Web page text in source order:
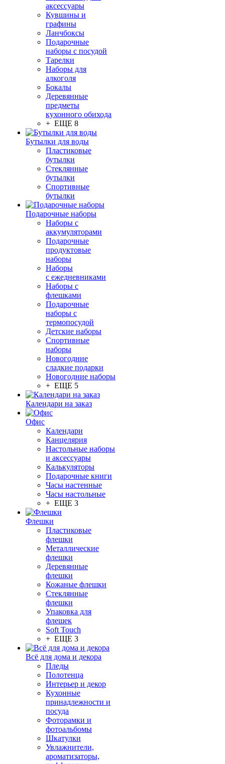
аксессуары
Кувшины и
графины
Ланчбоксы
Подарочные
наборы с посудой
Тарелки
Наборы для
алкоголя
Бокалы
Деревянные
предметы
кухонного обихода
+ ЕЩЕ 8
Бутылки для воды
Пластиковые
бутылки
Стеклянные
бутылки
Спортивные
бутылки
Подарочные наборы
Наборы с
аккумуляторами
Подарочные
продуктовые
наборы
Наборы
с ежедневниками
Наборы с
флешками
Подарочные
наборы с
термопосудой
Детские наборы
Спортивные
наборы
Новогодние
сладкие подарки
Новогодние наборы
+ ЕЩЕ 5
Календари на заказ
Офис
Календари
Канцелярия
Настольные наборы
и аксессуары
Калькуляторы
Подарочные книги
Часы настенные
Часы настольные
+ ЕЩЕ 3
Флешки
Пластиковые
флешки
Металлические
флешки
Деревянные
флешки
Кожаные флешки
Стеклянные
флешки
Упаковка для
флешек
Soft Touch
+ ЕЩЕ 3
Всё для дома и декора
Пледы
Полотенца
Интерьер и декор
Кухонные
принадлежности и
посуда
Фоторамки и
фотоальбомы
Шкатулки
Увлажнители,
ароматизаторы,